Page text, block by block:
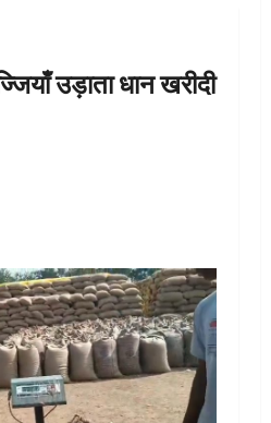
उड़ाता धान खरीदी